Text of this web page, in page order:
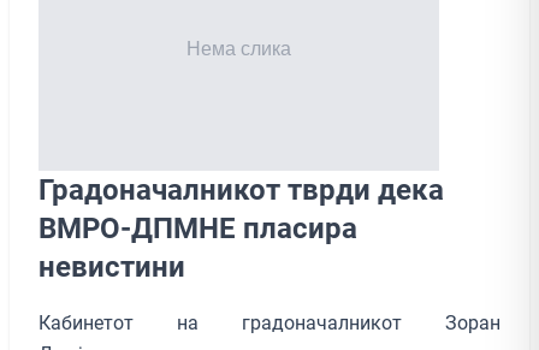
Градоначалникот тврди дека
ВМРО-ДПМНЕ пласира
невистини
Кабинетот на градоначалникот Зоран